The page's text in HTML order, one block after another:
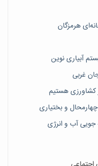
هرمزگان
کشاورزی هستیم
جویی آب و انرژی